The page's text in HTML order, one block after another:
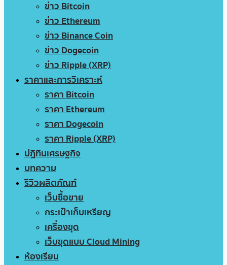
ข่าว Bitcoin
ข่าว Ethereum
ข่าว Binance Coin
ข่าว Dogecoin
ข่าว Ripple (XRP)
ราคาและการวิเคราะห์
ราคา Bitcoin
ราคา Ethereum
ราคา Dogecoin
ราคา Ripple (XRP)
ปฏิทินเศรษฐกิจ
บทความ
รีวิวผลิตภัณฑ์
เว็บซื้อขาย
กระเป๋าเก็บเหรียญ
เครื่องขุด
เว็บขุดแบบ Cloud Mining
ห้องเรียน